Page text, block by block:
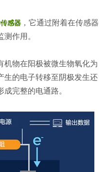
感器 ，它通过附着在传感器
作用。
机物在阳极被微生物氧化为
生的电子转移至阴极发生还
完整的电通路。